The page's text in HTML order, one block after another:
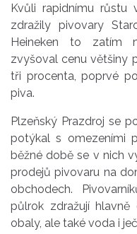
Kvůli rapidnímu růstu
zdražily pivovary
Heineken to zatím
zvyšoval cenu většiny
tři procenta, poprvé
piva.
Plzeňský Prazdroj se
potýkal s omezeními
běžné době se v nich
prodejů pivovaru na
obchodech.
půlrok zdražují
obaly, ale také voda i